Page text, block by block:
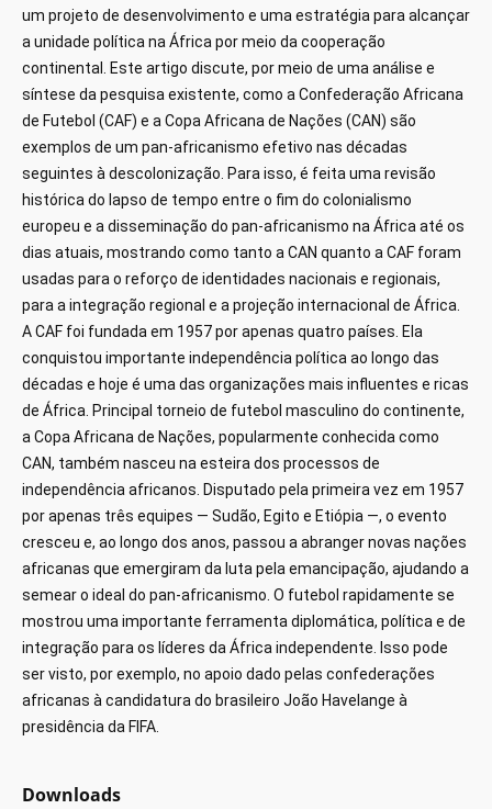
um projeto de desenvolvimento e uma estratégia para alcançar
a unidade política na África por meio da cooperação
continental. Este artigo discute, por meio de uma análise e
síntese da pesquisa existente, como a Confederação Africana
de Futebol (CAF) e a Copa Africana de Nações (CAN) são
exemplos de um pan-africanismo efetivo nas décadas
seguintes à descolonização. Para isso, é feita uma revisão
histórica do lapso de tempo entre o fim do colonialismo
europeu e a disseminação do pan-africanismo na África até os
dias atuais, mostrando como tanto a CAN quanto a CAF foram
usadas para o reforço de identidades nacionais e regionais,
para a integração regional e a projeção internacional de África.
A CAF foi fundada em 1957 por apenas quatro países. Ela
conquistou importante independência política ao longo das
décadas e hoje é uma das organizações mais influentes e ricas
de África. Principal torneio de futebol masculino do continente,
a Copa Africana de Nações, popularmente conhecida como
CAN, também nasceu na esteira dos processos de
independência africanos. Disputado pela primeira vez em 1957
por apenas três equipes — Sudão, Egito e Etiópia —, o evento
cresceu e, ao longo dos anos, passou a abranger novas nações
africanas que emergiram da luta pela emancipação, ajudando a
semear o ideal do pan-africanismo. O futebol rapidamente se
mostrou uma importante ferramenta diplomática, política e de
integração para os líderes da África independente. Isso pode
ser visto, por exemplo, no apoio dado pelas confederações
africanas à candidatura do brasileiro João Havelange à
presidência da FIFA.
Downloads